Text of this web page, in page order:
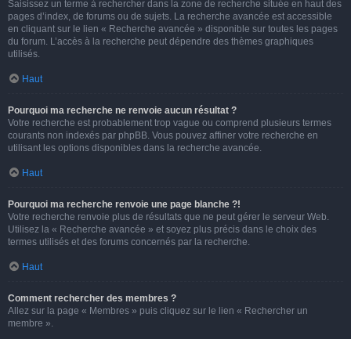
Saisissez un terme à rechercher dans la zone de recherche située en haut des
pages d’index, de forums ou de sujets. La recherche avancée est accessible
en cliquant sur le lien « Recherche avancée » disponible sur toutes les pages
du forum. L’accès à la recherche peut dépendre des thèmes graphiques
utilisés.
Haut
Pourquoi ma recherche ne renvoie aucun résultat ?
Votre recherche est probablement trop vague ou comprend plusieurs termes
courants non indexés par phpBB. Vous pouvez affiner votre recherche en
utilisant les options disponibles dans la recherche avancée.
Haut
Pourquoi ma recherche renvoie une page blanche ?!
Votre recherche renvoie plus de résultats que ne peut gérer le serveur Web.
Utilisez la « Recherche avancée » et soyez plus précis dans le choix des
termes utilisés et des forums concernés par la recherche.
Haut
Comment rechercher des membres ?
Allez sur la page « Membres » puis cliquez sur le lien « Rechercher un
membre ».